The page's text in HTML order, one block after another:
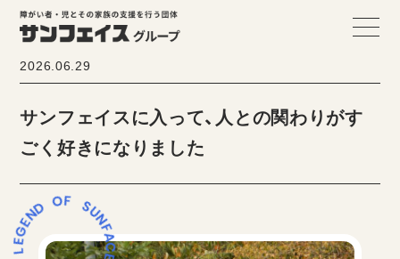
2026.06.29
サンフェイスに入って、人との関わりがす
ごく好きになりました